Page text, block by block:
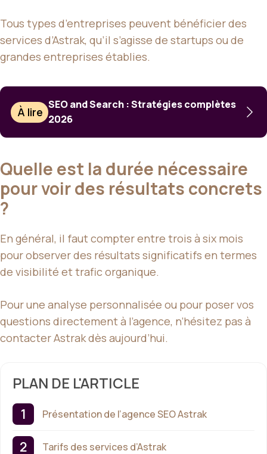
Tous types d’entreprises peuvent bénéficier des
services d’Astrak, qu’il s’agisse de startups ou de
grandes entreprises établies.
À lire
SEO and Search : Stratégies complètes
2026
Quelle est la durée nécessaire
pour voir des résultats concrets
?
En général, il faut compter entre trois à six mois
pour observer des résultats significatifs en termes
de visibilité et trafic organique.
Pour une analyse personnalisée ou pour poser vos
questions directement à l’agence, n’hésitez pas à
contacter Astrak dès aujourd’hui.
PLAN DE L'ARTICLE
Présentation de l’agence SEO Astrak
Tarifs des services d’Astrak